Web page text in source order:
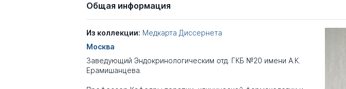
Общая информация
Из коллекции: Медкарта Диссернета
Москва
Заведующий Эндокринологическим отд. ГКБ №20 имени А.К.
Ерамишанцева.